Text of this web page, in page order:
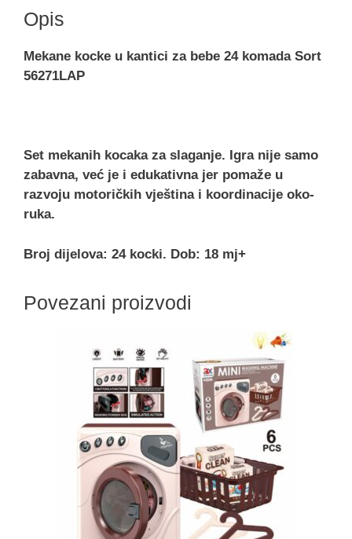
Opis
Mekane kocke u kantici za bebe 24 komada Sort
56271LAP
Set mekanih kocaka za slaganje. Igra nije samo
zabavna, već je i edukativna jer pomaže u
razvoju motoričkih vještina i koordinacije oko-
ruka.
Broj dijelova: 24 kocki. Dob: 18 mj+
Povezani proizvodi